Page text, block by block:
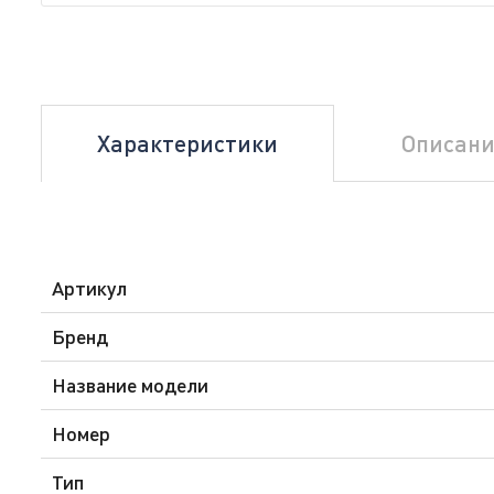
Характеристики
Артикул
Бренд
Название модели
Номер
Тип